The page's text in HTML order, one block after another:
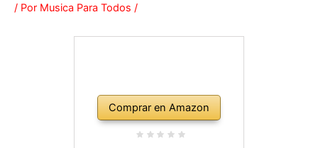
/ Por Musica Para Todos /
Comprar en Amazon